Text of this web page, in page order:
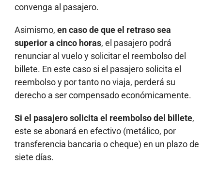
convenga al pasajero.
Asimismo, en caso de que el retraso sea
superior a cinco horas, el pasajero podrá
renunciar al vuelo y solicitar el reembolso del
billete. En este caso si el pasajero solicita el
reembolso y por tanto no viaja, perderá su
derecho a ser compensado económicamente.
Si el pasajero solicita el reembolso del billete,
este se abonará en efectivo (metálico, por
transferencia bancaria o cheque) en un plazo de
siete días.